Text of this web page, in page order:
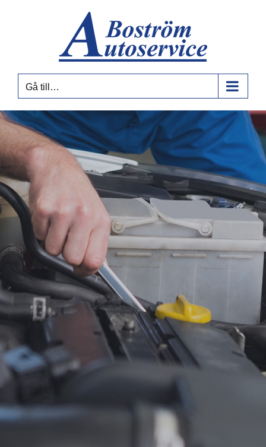
Gå till…